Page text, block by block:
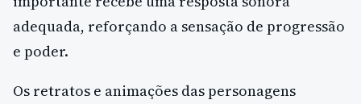
adequada, reforçando a sensação de progressão
e poder.
Os retratos e animações das personagens